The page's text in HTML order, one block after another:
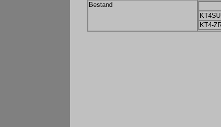
Bestand
KT4SU
KT4-